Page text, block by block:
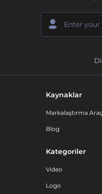
Kaynaklar
Markalaştırma
Blog
Kategoriler
Video
Logo